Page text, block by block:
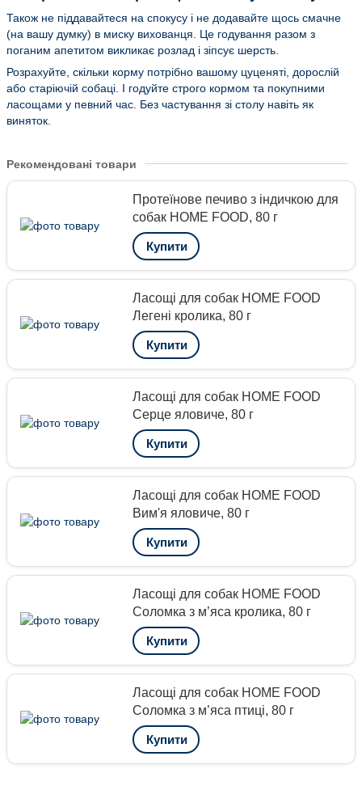
Також не піддавайтеся на спокусу і не додавайте щось смачне
(на вашу думку) в миску вихованця. Це годування разом з
поганим апетитом викликає розлад і зіпсує шерсть.
Розрахуйте, скільки корму потрібно вашому цуценяті, дорослій
або старіючій собаці. І годуйте строго кормом та покупними
ласощами у певний час. Без частування зі столу навіть як
виняток.
Рекомендовані товари
Протеїнове печиво з індичкою для
собак HOME FOOD, 80 г
Купити
Ласощі для собак HOME FOOD
Легені кролика, 80 г
Купити
Ласощі для собак HOME FOOD
Серце яловиче, 80 г
Купити
Ласощі для собак HOME FOOD
Вим'я яловиче, 80 г
Купити
Ласощі для собак HOME FOOD
Соломка з м’яса кролика, 80 г
Купити
Ласощі для собак HOME FOOD
Соломка з м’яса птиці, 80 г
Купити